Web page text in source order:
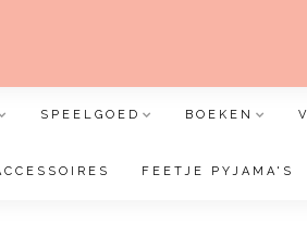
SPEELGOED BOEKEN
FEETJE PYJAMA'S